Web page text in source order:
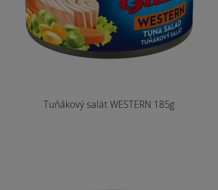
Tuňákový salát WESTERN 185g